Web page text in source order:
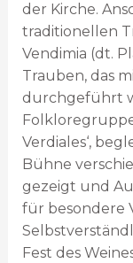
der Kirche.
traditionellen
Vendimia (dt.
Trauben, das
durchgeführt
Verdiales‘,
Bühne
gezeigt und
für besondere
Fest des